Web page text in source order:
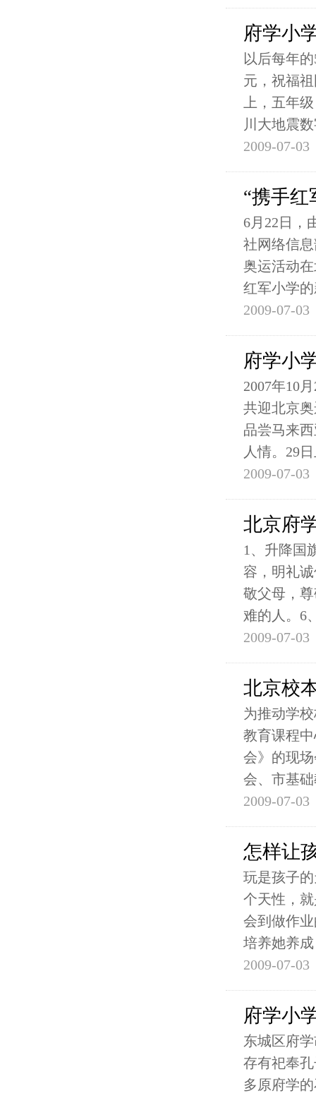
府学小
以后每年
元，祝福
上，五年
川大地震
2009-07-03
“携手红
6月22日，
社网络信
奥运活动
红军小学
2009-07-03
府学小
2007年10
共迎北京
品尝马来
人情。29
2009-07-03
北京府
1、升降国
容，明礼
敬父母，
难的人。6
2009-07-03
北京校
为推动学
教育课程
会》的现
会、市基
2009-07-03
怎样让
玩是孩子
个天性，
会到做作
培养她养
2009-07-03
府学小
东城区府
存有祀奉
多原府学